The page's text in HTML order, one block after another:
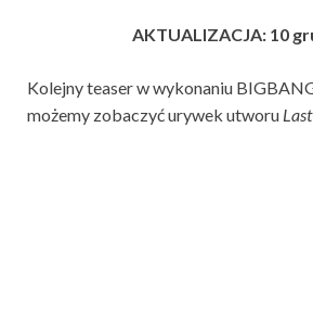
AKTUALIZACJA: 10
Kolejny teaser w wykonaniu
możemy zobaczyć urywek utworu